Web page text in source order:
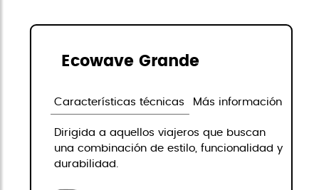
Ecowave Grande
Características técnicas Más información
Dirigida a aquellos viajeros que buscan
una combinación de estilo, funcionalidad y
durabilidad.